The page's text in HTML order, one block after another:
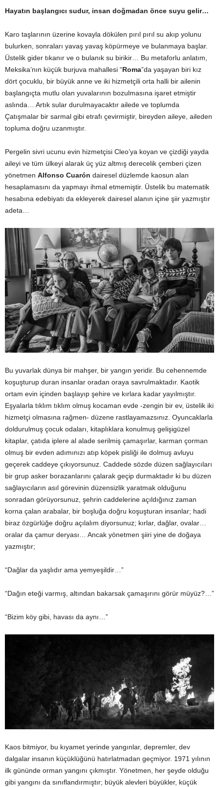
Hayatın başlangıcı sudur, insan doğmadan önce suyu gelir…
Karo taşlarının üzerine kovayla dökülen pırıl pırıl su akıp yolunu
bulurken, sonraları yavaş yavaş köpürmeye ve bulanmaya başlar.
Üstelik gider tıkanır ve o bulanık su birikir… Bu metaforlu anlatım,
Meksika’nın küçük burjuva mahallesi “Roma”da yaşayan biri kız
dört çocuklu, bir büyük anne ve iki hizmetçili orta halli bir ailenin
başlangıçta mutlu olan yuvalarının bozulmasına işaret etmiştir
aslında… Artık sular durulmayacaktır ailede ve toplumda
Çatışmalar bir sarmal gibi etrafı çevirmiştir, bireyden aileye, aileden
topluma doğru uzanmıştır.
Pergelin sivri ucunu evin hizmetçisi Cleo’ya koyan ve çizdiği yayda
aileyi ve tüm ülkeyi alarak üç yüz altmış derecelik çemberi çizen
yönetmen Alfonso Cuarón dairesel düzlemde kaosun alan
hesaplamasını da yapmayı ihmal etmemiştir. Üstelik bu matematik
hesabına edebiyatı da ekleyerek dairesel alanın içine şiir yazmıştır
adeta…
Bu yuvarlak dünya bir mahşer, bir yangın yeridir. Bu cehennemde
koşuşturup duran insanlar oradan oraya savrulmaktadır. Kaotik
ortam evin içinden başlayıp şehire ve kırlara kadar yayılmıştır.
Eşyalarla tıklım tıklım olmuş kocaman evde -zengin bir ev, üstelik iki
hizmetçi olmasına rağmen- düzene rastlayamazsınız. Oyuncaklarla
doldurulmuş çocuk odaları, kitaplıklara konulmuş gelişigüzel
kitaplar, çatıda iplere al alade serilmiş çamaşırlar, karman çorman
olmuş bir evden adımınızı atıp köpek pisliği ile dolmuş avluyu
geçerek caddeye çıkıyorsunuz. Caddede sözde düzen sağlayıcıları
bir grup asker borazanlarını çalarak geçip durmaktadır ki bu düzen
sağlayıcıların asıl görevinin düzensizlik yaratmak olduğunu
sonradan görüyorsunuz, şehrin caddelerine açıldığınız zaman
korna çalan arabalar, bir boşluğa doğru koşuşturan insanlar; hadi
biraz özgürlüğe doğru açılalım diyorsunuz; kırlar, dağlar, ovalar…
oralar da çamur deryası… Ancak yönetmen şiiri yine de doğaya
yazmıştır;
“Dağlar da yaşlıdır ama yemyeşildir…”
“Dağın eteği varmış, altından bakarsak çamaşırını görür müyüz?…”
“Bizim köy gibi, havası da aynı…”
Kaos bitmiyor, bu kıyamet yerinde yangınlar, depremler, dev
dalgalar insanın küçüklüğünü hatırlatmadan geçmiyor. 1971 yılının
ilk gününde orman yangını çıkmıştır. Yönetmen, her şeyde olduğu
gibi yangını da sınıflandırmıştır; büyük alevleri büyükler, küçük